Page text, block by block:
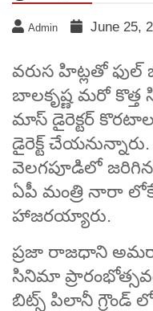
Admin June 25,
వరుస హిట్లతో
బాలకృష్ణ మరో కొత్త
మాస్ డైరెక్టర్
డైరెక్ట్
వెలగపూడిలో
ఏపీ మంత్రి నారా
హాజరయ్యారు.
ప్రజా రాజధాని
సినిమా
బిట్స్ పిలానీ గ్రౌండ్